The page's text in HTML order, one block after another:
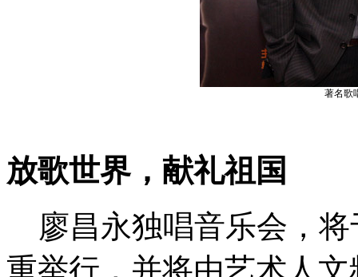
著名歌
放歌世界，献礼祖国
廖昌永独唱音乐会，
重举行，并将由艺术人